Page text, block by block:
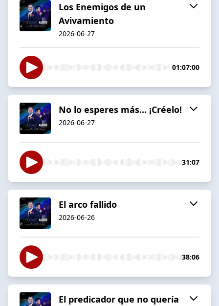
Los Enemigos de un
Avivamiento
2026-06-27
01:07:00
No lo esperes más... ¡Créelo!
2026-06-27
31:07
El arco fallido
2026-06-26
38:06
El predicador que no quería